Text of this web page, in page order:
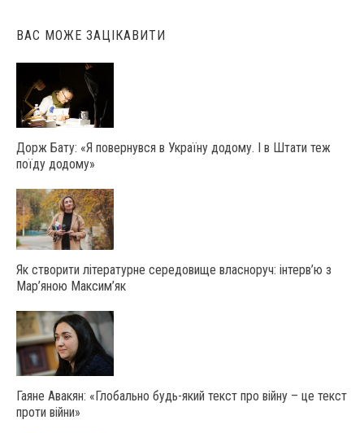
ВАС МОЖЕ ЗАЦІКАВИТИ
Дорж Бату: «Я повернувся в Україну додому. І в Штати теж
поїду додому»
Як створити літературне середовище власноруч: інтерв’ю з
Мар’яною Максим’як
Гаяне Авакян: «Глобально будь-який текст про війну – це текст
проти війни»